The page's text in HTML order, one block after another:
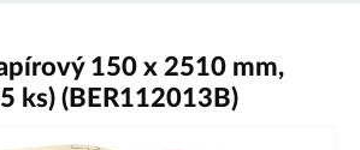
150 x 2510 mm,
ks) (BER112013B)